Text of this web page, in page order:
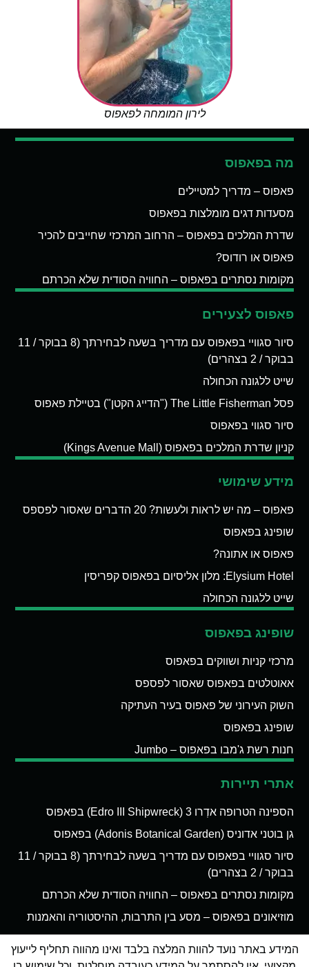
לירון המומחה לפאפוס
מה בפאפוס
פאפוס – מדריך למטיילים
מסעדות דגים מומלצות בפאפוס
שדרת המלכים בפאפוס – הרחוב המרכזי שחייבים להכיר
פאפוס או רודוס?
מקומות נסתרים בפאפוס – החוויה הסודית שלא הכרתם
פאפוס לצעירים
סיור סגוויי בפאפוס עם מדריך בשעה לבחירתך (8 בבוקר / 11
בבוקר / 2 בצהרים)
שייט ללגונה הכחולה
פסל The Little Fisherman ("הדייג הקטן") בטיילת פאפוס
סיור סגווי בפאפוס
קניון שדרת המלכים בפאפוס (Kings Avenue Mall)
מידע שימושי
פאפוס – מה יש לראות ולעשות? 20 הדברים שאסור לפספס
שופינג בפאפוס
פאפוס או אתונה?
Elysium Hotel: מלון אליסיום בפאפוס קפריסין
שייט ללגונה הכחולה
שופינג בפאפוס
מרכזי קניות ושווקים בפאפוס
אאוטלטים בפאפוס שאסור לפספס
השוק העירוני של פאפוס בעיר העתיקה
שופינג בפאפוס
חנות רשת ג'מבו בפאפוס – Jumbo
אתרי תיירות
הספינה הטרופה אדְרו 3 (Edro III Shipwreck) בפאפוס
גן בוטני אדוניס (Adonis Botanical Garden) בפאפוס
סיור סגוויי בפאפוס עם מדריך בשעה לבחירתך (8 בבוקר / 11
בבוקר / 2 בצהרים)
מקומות נסתרים בפאפוס – החוויה הסודית שלא הכרתם
מוזיאונים בפאפוס – מסע בין התרבות, ההיסטוריה והאמנות
המידע באתר נועד להוות המלצה בלבד ואינו מהווה תחליף לייעוץ